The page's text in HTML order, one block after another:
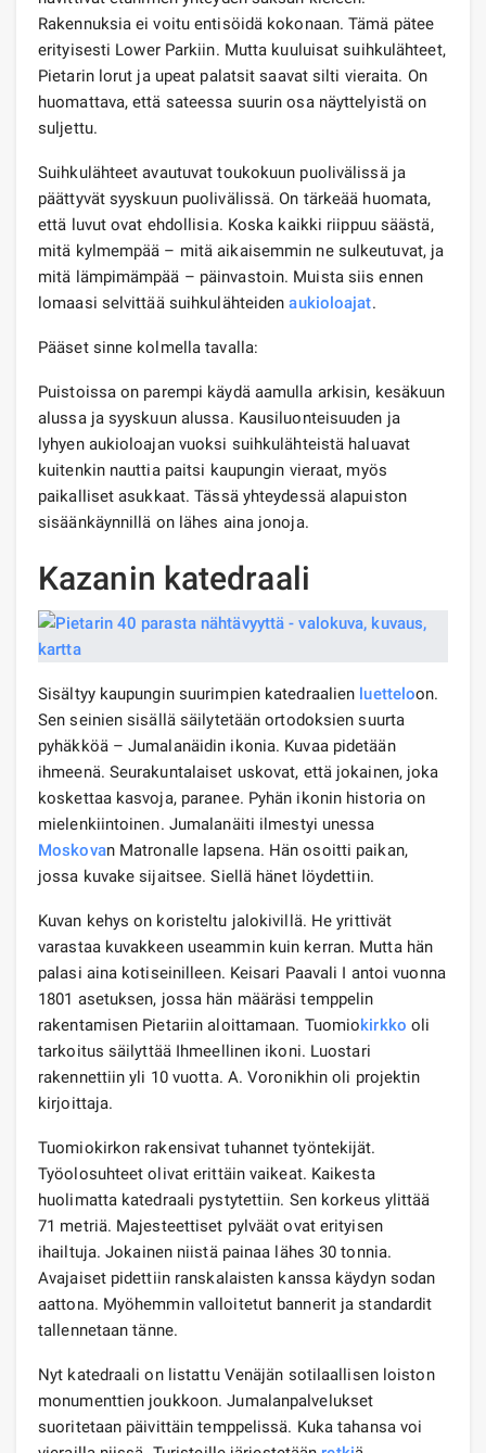
Rakennuksia ei voitu entisöidä kokonaan. Tämä pätee
erityisesti Lower Parkiin. Mutta kuuluisat suihkulähteet,
Pietarin lorut ja upeat palatsit saavat silti vieraita. On
huomattava, että sateessa suurin osa näyttelyistä on
suljettu.
Suihkulähteet avautuvat toukokuun puolivälissä ja
päättyvät syyskuun puolivälissä. On tärkeää huomata,
että luvut ovat ehdollisia. Koska kaikki riippuu säästä,
mitä kylmempää – mitä aikaisemmin ne sulkeutuvat, ja
mitä lämpimämpää – päinvastoin. Muista siis ennen
lomaasi selvittää suihkulähteidenaukioloajat.
Pääset sinne kolmella tavalla:
Puistoissa on parempi käydä aamulla arkisin, kesäkuun
alussa ja syyskuun alussa. Kausiluonteisuuden ja
lyhyen aukioloajan vuoksi suihkulähteistä haluavat
kuitenkin nauttia paitsi kaupungin vieraat, myös
paikalliset asukkaat. Tässä yhteydessä alapuiston
sisäänkäynnillä on lähes aina jonoja.
Kazanin katedraali
Sisältyy kaupungin suurimpien katedraalien luetteloon.
Sen seinien sisällä säilytetään ortodoksien suurta
pyhäkköä – Jumalanäidin ikonia. Kuvaa pidetään
ihmeenä. Seurakuntalaiset uskovat, että jokainen, joka
koskettaa kasvoja, paranee. Pyhän ikonin historia on
mielenkiintoinen. Jumalanäiti ilmestyi unessa
Moskovan Matronalle lapsena. Hän osoitti paikan,
jossa kuvake sijaitsee. Siellä hänet löydettiin.
Kuvan kehys on koristeltu jalokivillä. He yrittivät
varastaa kuvakkeen useammin kuin kerran. Mutta hän
palasi aina kotiseinilleen. Keisari Paavali I antoi vuonna
1801 asetuksen, jossa hän määräsi temppelin
rakentamisen Pietariin aloittamaan. Tuomiokirkko oli
tarkoitus säilyttää Ihmeellinen ikoni. Luostari
rakennettiin yli 10 vuotta. A. Voronikhin oli projektin
kirjoittaja.
Tuomiokirkon rakensivat tuhannet työntekijät.
Työolosuhteet olivat erittäin vaikeat. Kaikesta
huolimatta katedraali pystytettiin. Sen korkeus ylittää
71 metriä. Majesteettiset pylväät ovat erityisen
ihailtuja. Jokainen niistä painaa lähes 30 tonnia.
Avajaiset pidettiin ranskalaisten kanssa käydyn sodan
aattona. Myöhemmin valloitetut bannerit ja standardit
tallennetaan tänne.
Nyt katedraali on listattu Venäjän sotilaallisen loiston
monumenttien joukkoon. Jumalanpalvelukset
suoritetaan päivittäin temppelissä. Kuka tahansa voi